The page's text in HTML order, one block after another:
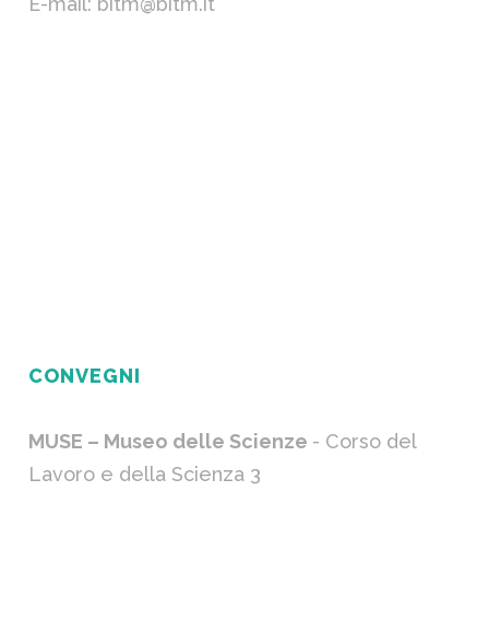
CONVEGNI
MUSE – Museo delle Scienze - Corso del
Lavoro e della Scienza 3